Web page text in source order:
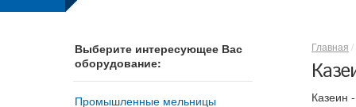
Выберите интересующее Вас
оборудование:
Промышленные мельницы
Главная
Казеин